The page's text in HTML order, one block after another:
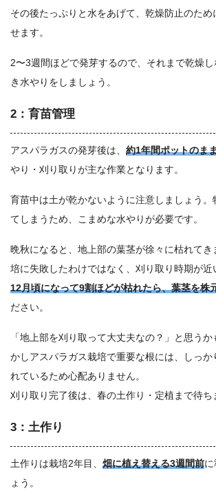
その後たっぷりと水をあげて、乾燥防止のため
せます。
2〜3週間ほどで発芽するので、それまで乾燥
き水やりをしましょう。
2：育苗管理
アスパラガスの発芽後は、 約1年間ポットのま
やり・刈り取りが主な作業となります。
育苗中は土が乾かないように注意しましょう。
てしまうため、こまめな水やりが必要です。
晩秋になると、地上部の葉茎が徐々に枯れてき
培に失敗したわけではなく、刈り取り時期が近
12月頃になって9割ほどが枯れたら、葉茎を株
ださい。
「地上部を刈り取って大丈夫なの？」と思う
かしアスパラガス栽培で重要な根には、しっか
れているため心配ありません。
刈り取り完了後は、春の土作り・定植まで待ち
3：土作り
土作りは栽培2年目、 畑に植え替える3週間前
ょう。